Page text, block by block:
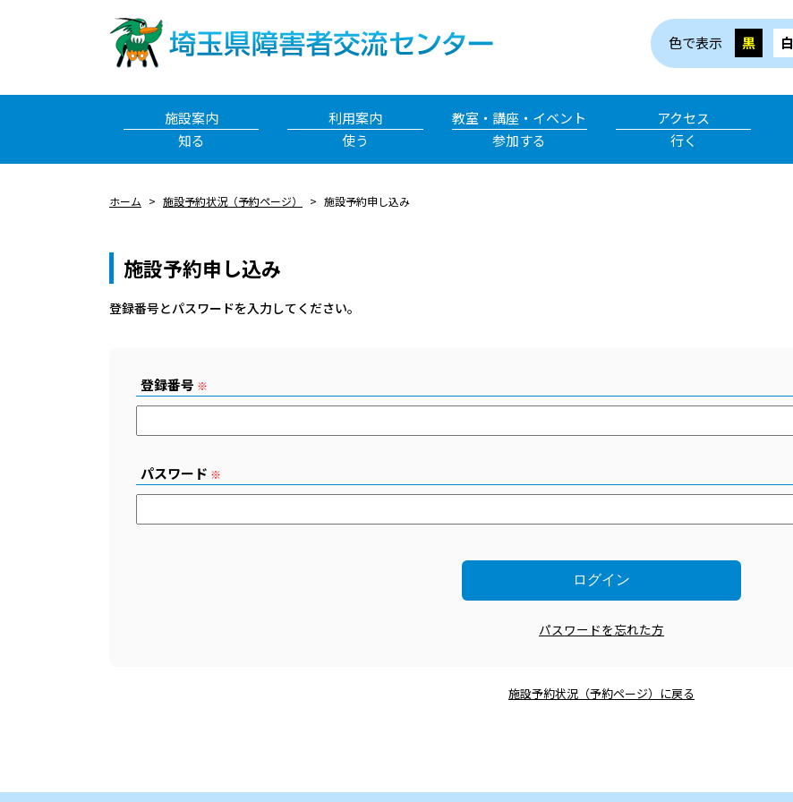
色で表示 黒 白
施設案内
知る
利用案内
使う
教室・講座・イベント
参加する
アクセス
行く
ホーム 施設予約状況（予約ページ） 施設予約申し込み
施設予約申し込み
登録番号とパスワードを⼊⼒してください。
登録番号 ※
パスワード ※
パスワードを忘れた方
施設予約状況（予約ページ）に戻る